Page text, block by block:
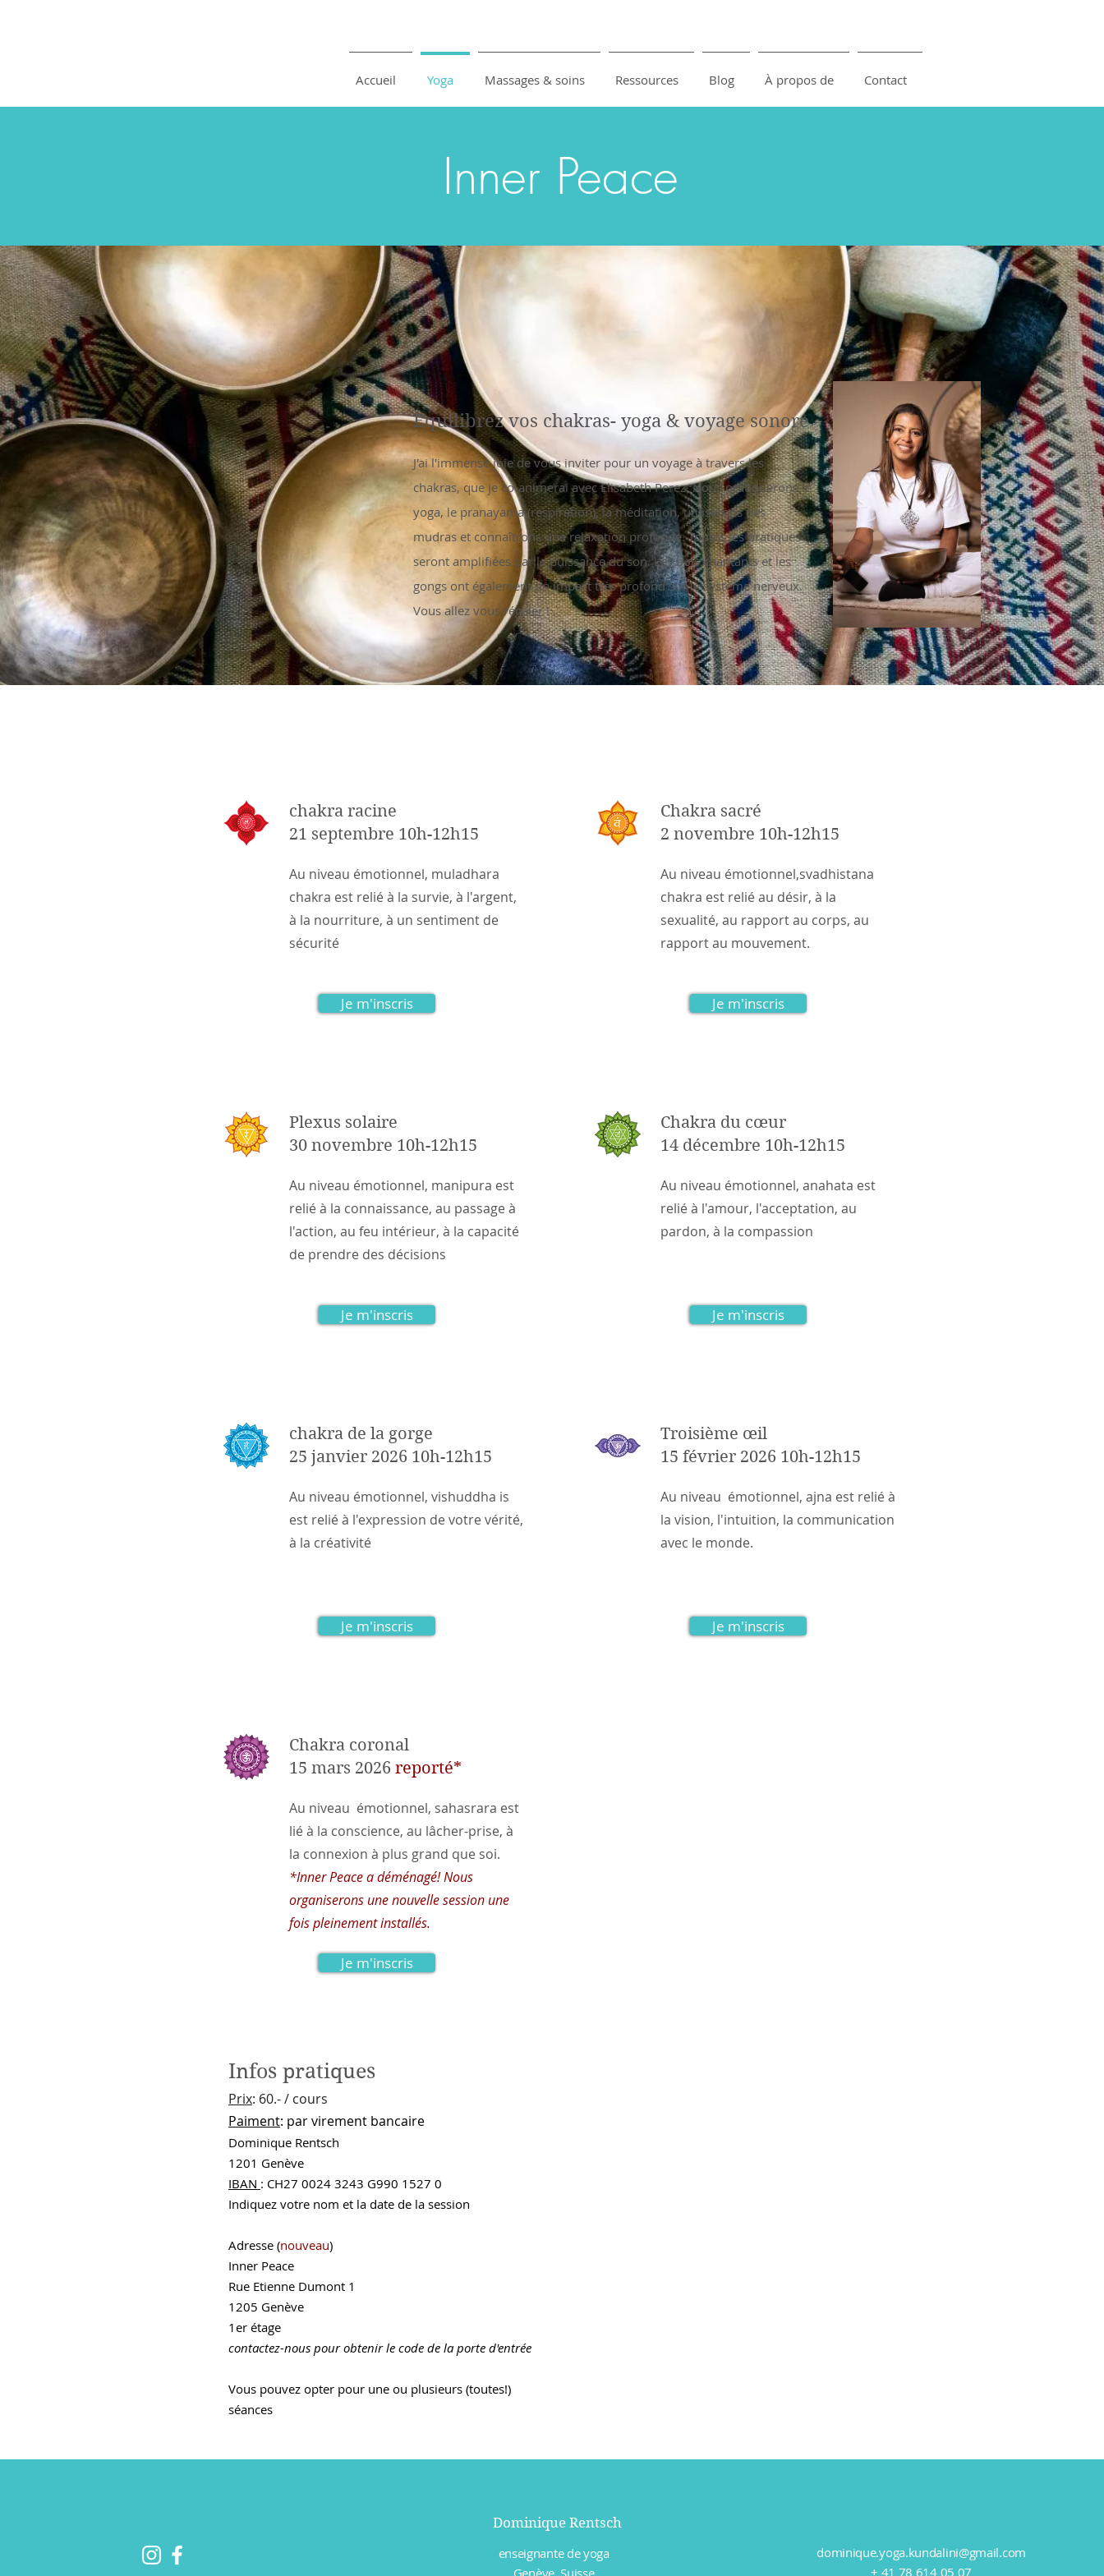
Accueil Yoga Massages & soins Ressources Blog À propos de Contact
Inner Peace
Equilibrez vos chakras- yoga & voyage sonore​
​J'ai l'immense joie de vous inviter pour un voyage à travers les
chakras, que je co-animerai avec Elisabeth Perez. Nous pratiquerons le
yoga, le pranayama (respiration), la méditation, utiliserons des
mudras et connaîtrons une relaxation profonde. Toutes les pratiques
seront amplifiées par la puissance du son. Les bols chantants et les
gongs ont également un impact très profond sur le système nerveux.
Vous allez vous régaler !
chakra racine
21 septembre 10h-12h15
Au niveau émotionnel, muladhara
chakra est relié à la survie, à l'argent,
à la nourriture, à un sentiment de
sécurité
Je m'inscris
Plexus solaire
30 novembre 10h-12h15
Au niveau émotionnel, manipura est
relié à la connaissance, au passage à
l'action, au feu intérieur, à la capacité
de prendre des décisions
Je m'inscris
chakra de la gorge
25 janvier 2026 10h-12h15
Au niveau émotionnel, vishuddha is
est relié à l'expression de votre vérité,
à la créativité
Je m'inscris
Chakra coronal
15 mars 2026 reporté*
Au niveau émotionnel, sahasrara est
lié à la conscience, au lâcher-prise, à
la connexion à plus grand que soi.
*Inner Peace a déménagé! Nous
organiserons une nouvelle session une
fois pleinement installés.
Je m'inscris
Chakra sacré
2 novembre 10h-12h15
Au niveau émotionnel,svadhistana
chakra est relié au désir, à la
sexualité, au rapport au corps, au
rapport au mouvement.
Je m'inscris
Chakra du cœur
14 décembre 10h-12h15
Au niveau émotionnel, anahata est
relié à l'amour, l'acceptation, au
pardon, à la compassion
Je m'inscris
Troisième œil
15 février 2026 10h-12h15
Au niveau émotionnel, ajna est relié à
la vision, l'intuition, la communication
avec le monde.
Je m'inscris
Infos pratiques
Prix: 60.- / cours
Paiment: par virement bancaire
Dominique Rentsch
1201 Genève
IBAN : CH27 0024 3243 G990 1527 0
Indiquez votre nom et la date de la session
Adresse (nouveau)
Inner Peace
Rue Etienne Dumont 1
1205 Genève
1er étage
contactez-nous pour obtenir le code de la porte d'entrée
Vous pouvez opter pour une ou plusieurs (toutes!)
séances
Dominique Rentsch
enseignante de yoga
Genève, Suisse
dominique.yoga.kundalini@gmail.com
+ 41 78 614 05 07